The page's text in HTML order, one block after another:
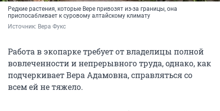
Редкие растения, которые Вере привозят из-за границы, она
приспосабливает к суровому алтайскому климату
Источник: Вера Фукс
Работа в экопарке требует от владелицы полной
вовлеченности и непрерывного труда, однако, как
подчеркивает Вера Адамовна, справляться со
всем ей не тяжело.